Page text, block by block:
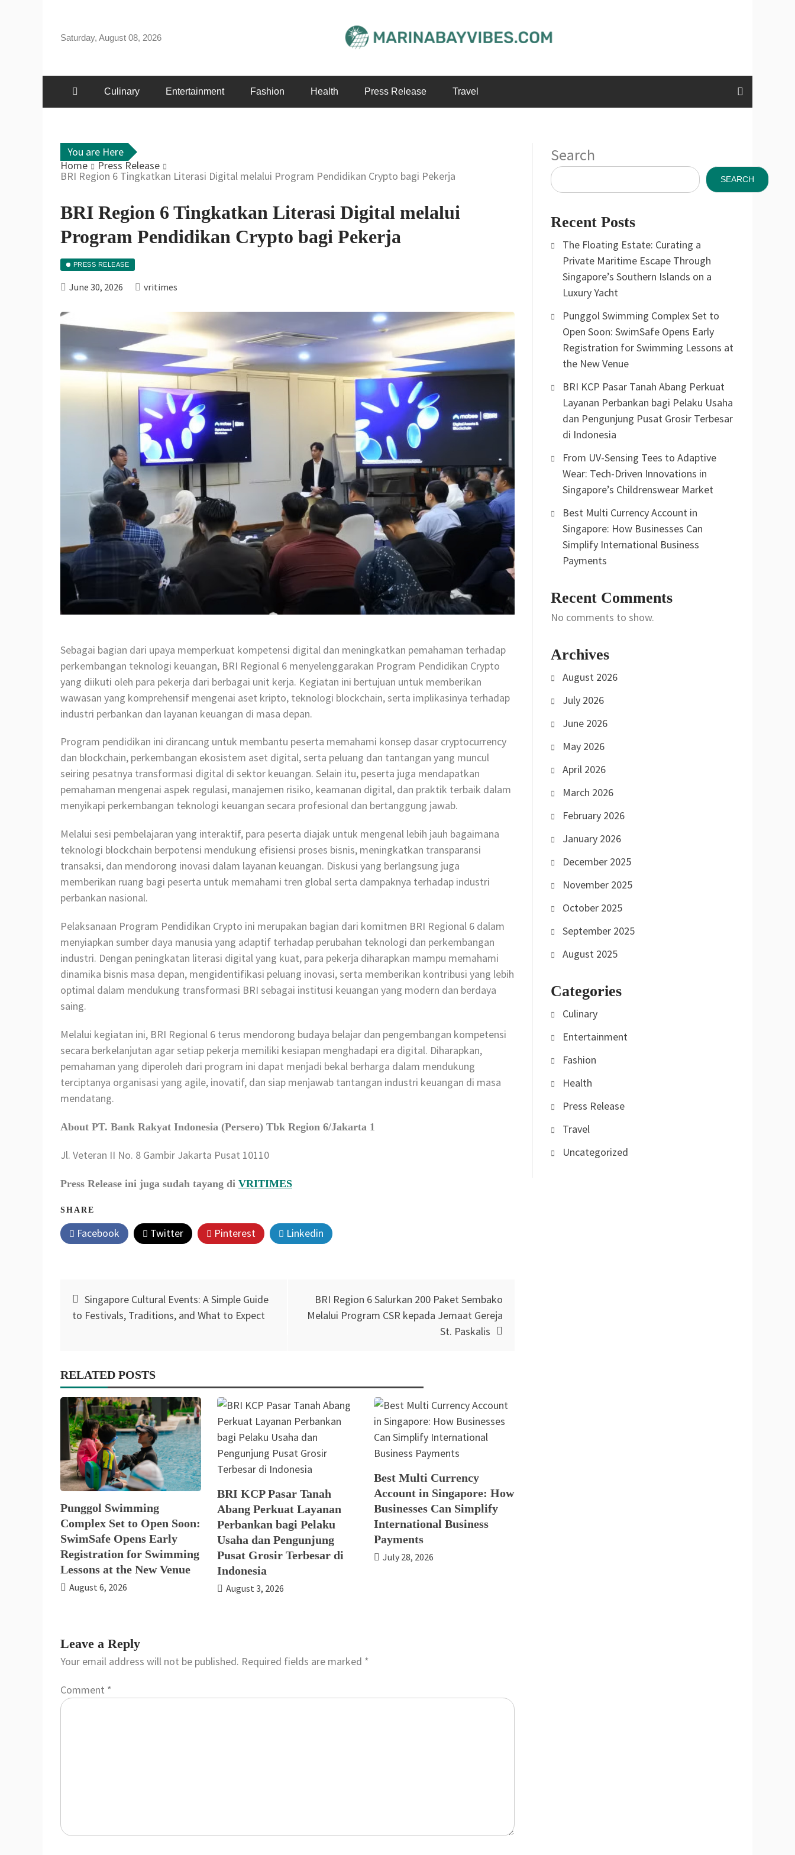
content
Saturday, August 08, 2026
Culinary Entertainment Fashion Health Press Release Travel
You are Here
Home
Press Release
BRI Region 6 Tingkatkan Literasi Digital melalui Program Pendidikan Crypto bagi Pekerja
BRI Region 6 Tingkatkan Literasi Digital melalui
Program Pendidikan Crypto bagi Pekerja
PRESS RELEASE
June 30, 2026 vritimes
Sebagai bagian dari upaya memperkuat kompetensi digital dan meningkatkan pemahaman terhadap
perkembangan teknologi keuangan, BRI Regional 6 menyelenggarakan Program Pendidikan Crypto
yang diikuti oleh para pekerja dari berbagai unit kerja. Kegiatan ini bertujuan untuk memberikan
wawasan yang komprehensif mengenai aset kripto, teknologi blockchain, serta implikasinya terhadap
industri perbankan dan layanan keuangan di masa depan.
Program pendidikan ini dirancang untuk membantu peserta memahami konsep dasar cryptocurrency
dan blockchain, perkembangan ekosistem aset digital, serta peluang dan tantangan yang muncul
seiring pesatnya transformasi digital di sektor keuangan. Selain itu, peserta juga mendapatkan
pemahaman mengenai aspek regulasi, manajemen risiko, keamanan digital, dan praktik terbaik dalam
menyikapi perkembangan teknologi keuangan secara profesional dan bertanggung jawab.
Melalui sesi pembelajaran yang interaktif, para peserta diajak untuk mengenal lebih jauh bagaimana
teknologi blockchain berpotensi mendukung efisiensi proses bisnis, meningkatkan transparansi
transaksi, dan mendorong inovasi dalam layanan keuangan. Diskusi yang berlangsung juga
memberikan ruang bagi peserta untuk memahami tren global serta dampaknya terhadap industri
perbankan nasional.
Pelaksanaan Program Pendidikan Crypto ini merupakan bagian dari komitmen BRI Regional 6 dalam
menyiapkan sumber daya manusia yang adaptif terhadap perubahan teknologi dan perkembangan
industri. Dengan peningkatan literasi digital yang kuat, para pekerja diharapkan mampu memahami
dinamika bisnis masa depan, mengidentifikasi peluang inovasi, serta memberikan kontribusi yang lebih
optimal dalam mendukung transformasi BRI sebagai institusi keuangan yang modern dan berdaya
saing.
Melalui kegiatan ini, BRI Regional 6 terus mendorong budaya belajar dan pengembangan kompetensi
secara berkelanjutan agar setiap pekerja memiliki kesiapan menghadapi era digital. Diharapkan,
pemahaman yang diperoleh dari program ini dapat menjadi bekal berharga dalam mendukung
terciptanya organisasi yang agile, inovatif, dan siap menjawab tantangan industri keuangan di masa
mendatang.
About PT. Bank Rakyat Indonesia (Persero) Tbk Region 6/Jakarta 1
Jl. Veteran II No. 8 Gambir Jakarta Pusat 10110
Press Release ini juga sudah tayang di VRITIMES
SHARE
Facebook Twitter Pinterest Linkedin
Post
navigation
Singapore Cultural Events: A Simple Guide
to Festivals, Traditions, and What to Expect
BRI Region 6 Salurkan 200 Paket Sembako
Melalui Program CSR kepada Jemaat Gereja
St. Paskalis
RELATED POSTS
Punggol Swimming
Complex Set to Open Soon:
SwimSafe Opens Early
Registration for Swimming
Lessons at the New Venue
August 6, 2026
BRI KCP Pasar Tanah
Abang Perkuat Layanan
Perbankan bagi Pelaku
Usaha dan Pengunjung
Pusat Grosir Terbesar di
Indonesia
August 3, 2026
Best Multi Currency
Account in Singapore: How
Businesses Can Simplify
International Business
Payments
July 28, 2026
Leave a Reply
Your email address will not be published. Required fields are marked *
Comment *
Search
SEARCH
Recent Posts
The Floating Estate: Curating a
Private Maritime Escape Through
Singapore’s Southern Islands on a
Luxury Yacht
Punggol Swimming Complex Set to
Open Soon: SwimSafe Opens Early
Registration for Swimming Lessons at
the New Venue
BRI KCP Pasar Tanah Abang Perkuat
Layanan Perbankan bagi Pelaku Usaha
dan Pengunjung Pusat Grosir Terbesar
di Indonesia
From UV-Sensing Tees to Adaptive
Wear: Tech-Driven Innovations in
Singapore’s Childrenswear Market
Best Multi Currency Account in
Singapore: How Businesses Can
Simplify International Business
Payments
Recent Comments
No comments to show.
Archives
August 2026
July 2026
June 2026
May 2026
April 2026
March 2026
February 2026
January 2026
December 2025
November 2025
October 2025
September 2025
August 2025
Categories
Culinary
Entertainment
Fashion
Health
Press Release
Travel
Uncategorized